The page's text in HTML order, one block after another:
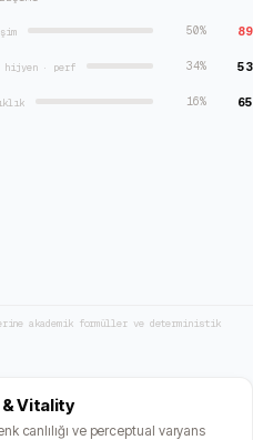
50% 89
hijyen · perf 34% 53
16% 65
akademik formüller ve deterministik
Vitality
canlılığı ve perceptual varyans